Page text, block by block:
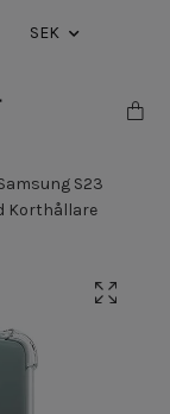
SEK
S23
Korthållare